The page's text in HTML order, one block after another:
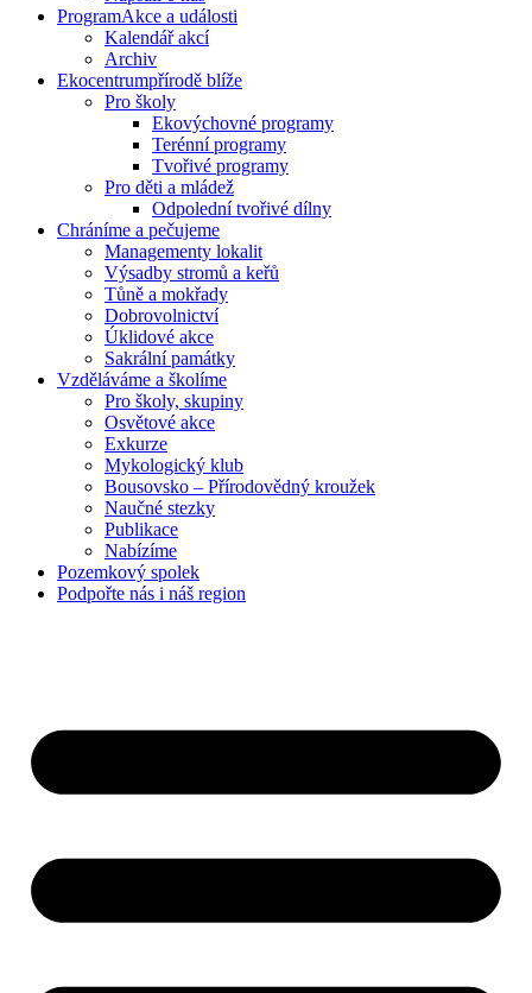
ProgramAkce a události
Kalendář akcí
Archiv
Ekocentrumpřírodě blíže
Pro školy
Ekovýchovné programy
Terénní programy
Tvořivé programy
Pro děti a mládež
Odpolední tvořivé dílny
Chráníme a pečujeme
Managementy lokalit
Výsadby stromů a keřů
Tůně a mokřady
Dobrovolnictví
Úklidové akce
Sakrální památky
Vzděláváme a školíme
Pro školy, skupiny
Osvětové akce
Exkurze
Mykologický klub
Bousovsko – Přírodovědný kroužek
Naučné stezky
Publikace
Nabízíme
Pozemkový spolek
Podpořte nás i náš region